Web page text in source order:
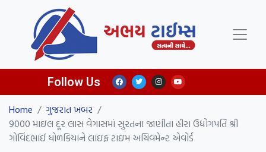
Follow Us
Home / ગુજરાત ખબર /
9000 માઇલ દૂર લાસ વેગાસમાં સુરતના જાણીતા હીરા ઉદ્યોગપતિ શ્રી
ગોવિંદભાઈ ધોળકિયાને લાઇફ ટાઇમ અચિવમેન્ટ એવોર્ડ